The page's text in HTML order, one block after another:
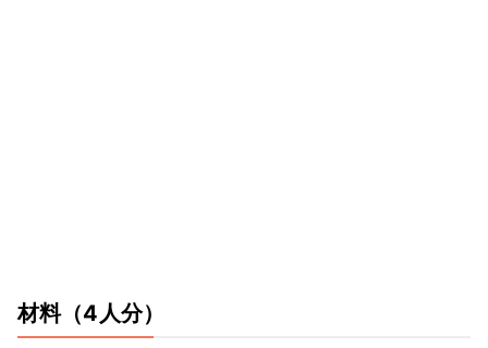
材料（4人分）